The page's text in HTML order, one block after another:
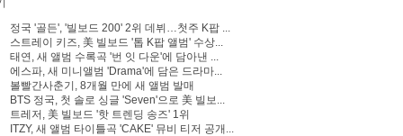
정국 '골든', '빌보드 200' 2위 데뷔…첫주 K팝 ...
스트레이 키즈, 美 빌보드 '톱 K팝 앨범' 수상...
태연, 새 앨범 수록곡 '번 잇 다운'에 담아낸 ...
에스파, 새 미니앨범 'Drama'에 담은 드라마...
볼빨간사춘기, 8개월 만에 새 앨범 발매
BTS 정국, 첫 솔로 싱글 'Seven'으로 美 빌보...
트레저, 美 빌보드 '핫 트렌딩 송즈' 1위
ITZY, 새 앨범 타이틀곡 'CAKE' 뮤비 티저 공개...